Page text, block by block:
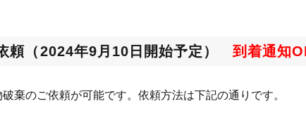
頼（2024年9月10日開始予定） 到着通知
棄のご依頼が可能です。依頼方法は下記の通りです。